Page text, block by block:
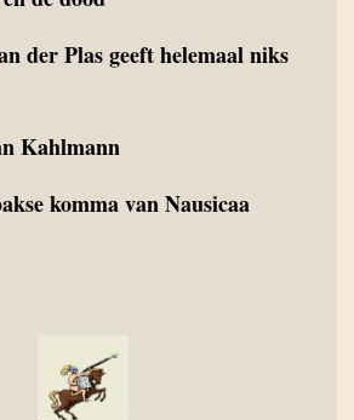
der Plas geeft helemaal niks
Kahlmann
komma van Nausicaa